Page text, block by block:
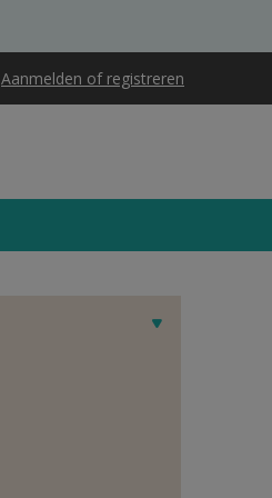
Aanmelden of registreren